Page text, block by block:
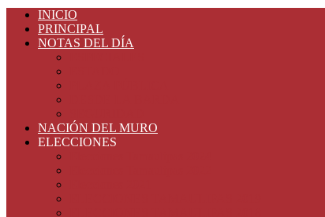
INICIO
PRINCIPAL
NOTAS DEL DÍA
NACIÓN DEL MURO
ELECCIONES